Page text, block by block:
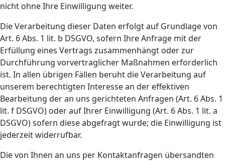
nicht ohne Ihre Einwilligung weiter.
Die Verarbeitung dieser Daten erfolgt auf Grundlage von
Art. 6 Abs. 1 lit. b DSGVO, sofern Ihre Anfrage mit der
Erfüllung eines Vertrags zusammenhängt oder zur
Durchführung vorvertraglicher Maßnahmen erforderlich
ist. In allen übrigen Fällen beruht die Verarbeitung auf
unserem berechtigten Interesse an der effektiven
Bearbeitung der an uns gerichteten Anfragen (Art. 6 Abs. 1
lit. f DSGVO) oder auf Ihrer Einwilligung (Art. 6 Abs. 1 lit. a
DSGVO) sofern diese abgefragt wurde; die Einwilligung ist
jederzeit widerrufbar.
Die von Ihnen an uns per Kontaktanfragen übersandten